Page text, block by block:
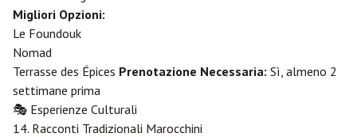
Migliori Opzioni:
Le Foundouk
Nomad
Terrasse des Épices Prenotazione Necessaria: Sì, almeno 2
settimane prima
🎭 Esperienze Culturali
14. Racconti Tradizionali Marocchini